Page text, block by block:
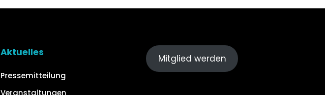
Aktuelles
Pressemitteilung
Mitglied werden